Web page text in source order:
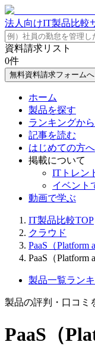
法人向けIT製品比較
資料請求リスト
0件
無料資料請求フォームへ
ホーム
製品を探す
ランキングか
記事を読む
はじめての方へ
掲載について
ITトレン
イベント
動画で学ぶ
IT製品比較TOP
クラウド
PaaS（Platform
PaaS（Platform
製品一覧ラン
製品の評判・口コミ
PaaS（